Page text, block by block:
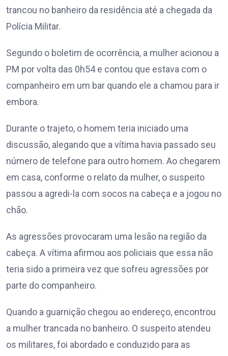
trancou no banheiro da residência até a chegada da
Polícia Militar.
Segundo o boletim de ocorrência, a mulher acionou a
PM por volta das 0h54 e contou que estava com o
companheiro em um bar quando ele a chamou para ir
embora.
Durante o trajeto, o homem teria iniciado uma
discussão, alegando que a vítima havia passado seu
número de telefone para outro homem. Ao chegarem
em casa, conforme o relato da mulher, o suspeito
passou a agredi-la com socos na cabeça e a jogou no
chão.
As agressões provocaram uma lesão na região da
cabeça. A vítima afirmou aos policiais que essa não
teria sido a primeira vez que sofreu agressões por
parte do companheiro.
Quando a guarnição chegou ao endereço, encontrou
a mulher trancada no banheiro. O suspeito atendeu
os militares, foi abordado e conduzido para as